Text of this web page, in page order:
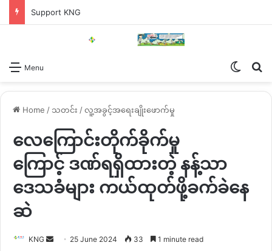
Support KNG
Menu
Home / သတင်း /လူ့အခွင့်အရေးချိုးဖောက်မှု
လေကြောင်းတိုက်ခိုက်မှု
ကြောင့် ဒဏ်ရရှိထားတဲ့ နန့်သာ
ဒေသခံများ ကယ်ထုတ်ဖို့ခက်ခဲနေ
ဆဲ
KNG
Send 25 June 2024 33 1 minute read